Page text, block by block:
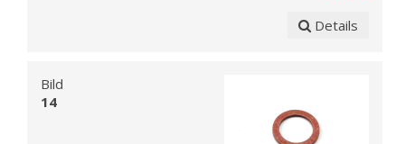
Details
Bild
14